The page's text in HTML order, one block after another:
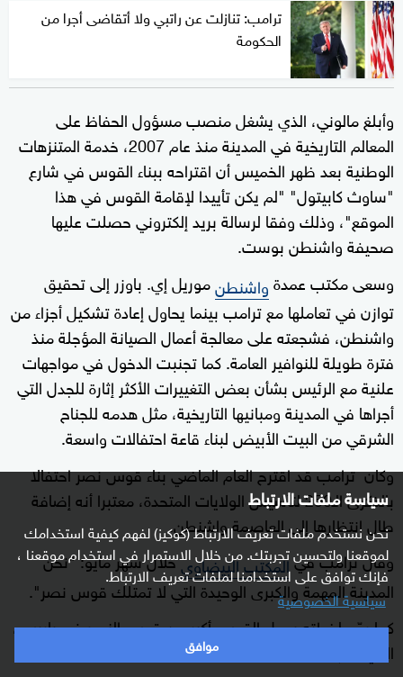
سياسة ملفات الارتباط
نحن نستخدم ملفات تعريف الارتباط (كوكيز) لفهم كيفية استخدامك
لموقعنا ولتحسين تجربتك. من خلال الاستمرار في استخدام موقعنا ،
فإنك توافق على استخدامنا لملفات تعريف الارتباط.
سياسية الخصوصية
موافق
ترامب: تنازلت عن راتبي ولا أتقاضى أجرا من
الحكومة
وأبلغ مالوني، الذي يشغل منصب مسؤول الحفاظ على
المعالم التاريخية في المدينة منذ عام 2007، خدمة المتنزهات
الوطنية بعد ظهر الخميس أن اقتراحه ببناء القوس في شارع
"ساوث كابيتول" "لم يكن تأييدا لإقامة القوس في هذا
الموقع"، وذلك وفقا لرسالة بريد إلكتروني حصلت عليها
صحيفة واشنطن بوست.
وسعى مكتب عمدةواشنطنموريل إي. باوزر إلى تحقيق
توازن في تعاملها مع ترامب بينما يحاول إعادة تشكيل أجزاء من
واشنطن، فشجعته على معالجة أعمال الصيانة المؤجلة منذ
فترة طويلة للنوافير العامة. كما تجنبت الدخول في مواجهات
علنية مع الرئيس بشأن بعض التغييرات الأكثر إثارة للجدل التي
أجراها في المدينة ومبانيها التاريخية، مثل هدمه للجناح
الشرقي من البيت الأبيض لبناء قاعة احتفالات واسعة.
وكان ترامب قد اقترح العام الماضي بناء قوس نصر احتفالا
بالذكرى الـ250 لتأسيس الولايات المتحدة، معتبرا أنه إضافة
طال انتظارها إلى العاصمة واشنطن.
وقال ترامب فيالمكتب البيضاويخلال شهر مايو: "نحن
المدينة المهمة والكبرى الوحيدة التي لا تمتلك قوس نصر".
كما روّج لخطته بجعل القوس أكبر من قوس النصر في باريس،
الذي يبلغ ارتفاعه 164 قدما.